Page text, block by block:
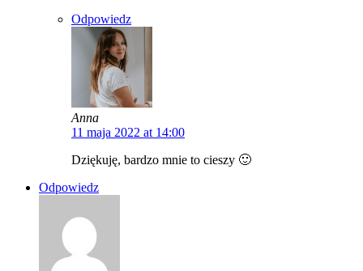
Odpowiedz
Anna
11 maja 2022 at 14:00
Dziękuję, bardzo mnie to cieszy 🙂
Odpowiedz